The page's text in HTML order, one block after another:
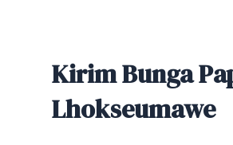
Kirim Bunga
Lhokseumawe